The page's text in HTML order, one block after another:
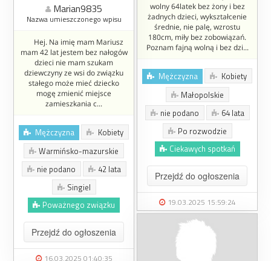
wolny 64latek bez żony i bez
żadnych dzieci, wykształcenie
średnie, nie palę, wzrostu
180cm, miły bez zobowiązań.
Poznam fajną wolną i bez dzi...
Mężczyzna
Kobiety
Małopolskie
nie podano
64 lata
Po rozwodzie
Ciekawych spotkań
Przejdź do ogłoszenia
19.03.2025 15:59:24
Marian9835
Nazwa umieszczonego wpisu
Hej. Na imię mam Mariusz
mam 42 lat jestem bez nałogów
dzieci nie mam szukam
dziewczyny ze wsi do związku
stałego może mieć dziecko
mogę zmienić miejsce
zamieszkania c...
Mężczyzna
Kobiety
Warmińsko-mazurskie
nie podano
42 lata
Singiel
Poważnego związku
Przejdź do ogłoszenia
16.03.2025 01:40:35